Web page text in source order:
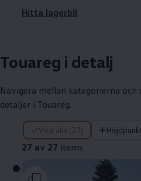
Hitta lagerbil
Touareg i detalj
Navigera mellan kategorierna
detaljer i Touareg.
Visa alla (27)
27 av 27 items
27 av 27 items